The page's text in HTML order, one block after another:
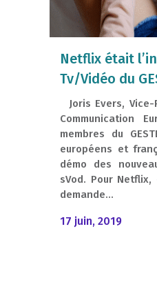
Netflix était
Tv/Vidéo du
Joris Evers,
Communication
membres du
européens et
démo des
sVod. Pour
demande...
17 juin, 2019